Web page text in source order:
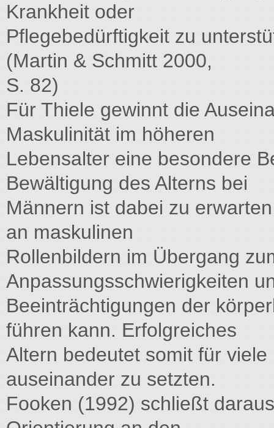
Krankheit oder
Pflegebedürftigkeit zu
(Martin & Schmitt 2000,
S. 82)
Für Thiele gewinnt die
Maskulinität im höheren
Lebensalter eine besondere
Bewältigung des Alterns bei
Männern ist dabei zu
an maskulinen
Rollenbildern im Übergang
Anpassungsschwierigkeiten
Beeinträchtigungen der
führen kann. Erfolgreiches
Altern bedeutet somit für
auseinander zu setzten.
Fooken (1992) schließt